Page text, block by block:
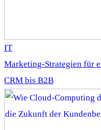
IT
Marketing-Strategien für
CRM bis B2B